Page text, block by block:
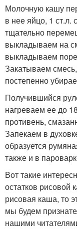
Молочную кашу
в нее яйцо, 1 ст.л.
тщательно
выкладываем на
выкладываем
Закатываем
постепенно
Получившийся
нагреваем ее до
противень,
Запекаем в
образуется
также и в
Вот такие
остатков рисовой
рисовая каша, то
мы будем
нашими